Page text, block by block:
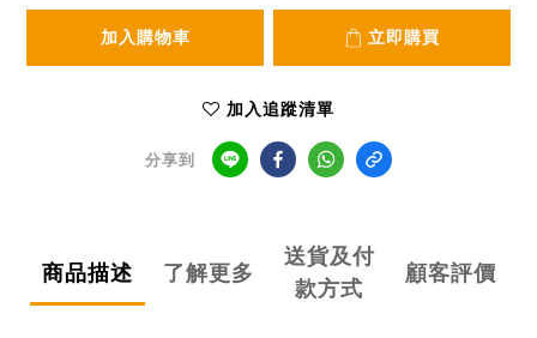
加入購物車 立即購買
加入追蹤清單
分享到
商品描述 了解更多
送貨及付
款方式
顧客評價